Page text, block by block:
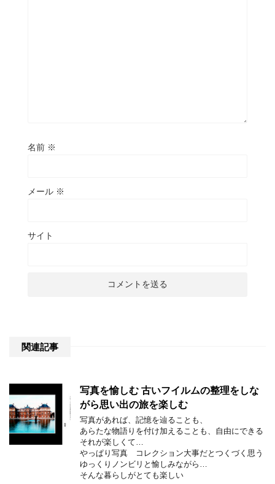
名前 ※
メール ※
サイト
関連記事
写真を愉しむ 古いフイルムの整理をしな
がら思い出の旅を楽しむ
写真があれば、記憶を辿ることも、
あらたな物語りを付け加えることも、自由にできる
それが楽しくて…
やっぱり写真 コレクション大事だとつくづく思う
ゆっくりノンビリと愉しみながら…
そんな暮らしがとても楽しい